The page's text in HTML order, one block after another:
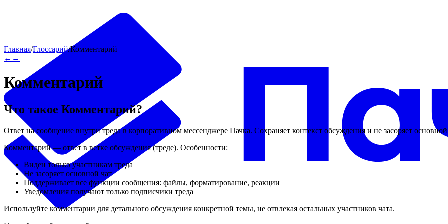
Главная/Глоссарий/Комментарий
← →
Комментарий
Что такое Комментарий?
Ответ на сообщение внутри треда в корпоративном мессенджере Пачка. Сохраняет контекст обсуждения и не засоряет
Комментарий — ответ в ветке обсуждения (треде). Особенности:
Виден только участникам треда
Не засоряет основной чат
Поддерживает все функции сообщения: файлы, форматирование, реакции
Уведомления получают только подписчики треда
Используйте комментарии для детального обсуждения конкретной темы, не отвлекая остальных участников чата.